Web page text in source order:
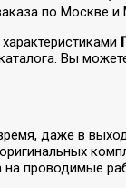
по Москве и
Вы
даже в
на проводимые